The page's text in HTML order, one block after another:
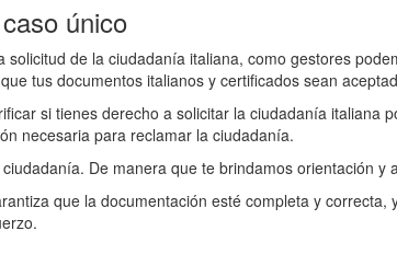
único
de la ciudadanía italiana, como gestores
tus documentos italianos y certificados sean
si tienes derecho a solicitar la ciudadanía italiana
necesaria para reclamar la ciudadanía.
De manera que te brindamos orientación y
que la documentación esté completa y